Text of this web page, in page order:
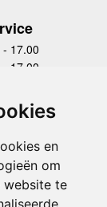
en
om
website te
17.00
17.00
17.00
- 17.00